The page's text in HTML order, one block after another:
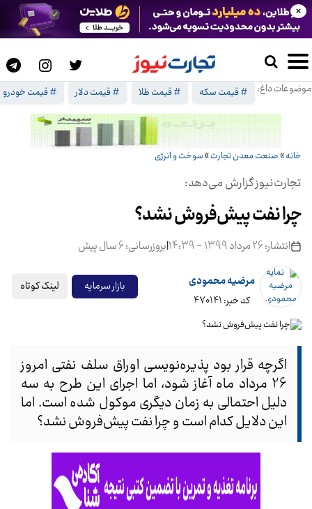
موضوعات داغ: # قیمت سکه # قیمت طلا # قیمت دلار # قیمت خودرو
×
خانه» صنعت معدن تجارت»سوخت و انرژی
تجارت‌نیوز گزارش می‌دهد:
چرا نفت پیش‌فروش نشد؟
انتشار: 26 مرداد 1399 - 14:39 |بروزرسانی: 6 سال پیش
مرضیه محمودی
کد خبر: 470141
بازار سرمایه لینک کوتاه
اگرچه قرار بود پذیره‌نویسی اوراق سلف نفتی امروز
26 مرداد ماه آغاز شود، اما اجرای این طرح به سه
دلیل احتمالی به زمان دیگری موکول شده است. اما
این دلایل کدام است و چرا نفت پیش‌فروش نشد؟